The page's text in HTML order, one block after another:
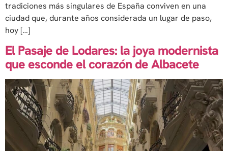
tradiciones más singulares de España conviven en una
ciudad que, durante años considerada un lugar de paso,
hoy […]
El Pasaje de Lodares: la joya modernista
que esconde el corazón de Albacete